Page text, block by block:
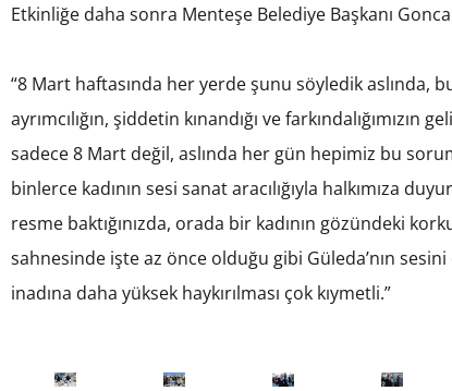
Etkinliğe daha sonra Menteşe Belediye Başkanı
“8 Mart haftasında her yerde şunu söyledik aslında,
ayrımcılığın, şiddetin kınandığı ve
sadece 8 Mart değil, aslında her gün hepimiz bu
binlerce kadının sesi sanat aracılığıyla halkımıza
resme baktığınızda, orada bir kadının gözündeki
sahnesinde işte az önce olduğu gibi Güleda’nın
inadına daha yüksek haykırılması çok kıymetli.”